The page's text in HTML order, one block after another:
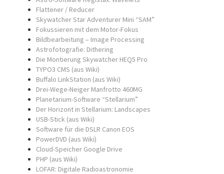
Flattener / Reducer
Skywatcher Star Adventurer Mini “SAM”
Fokussieren mit dem Motor-Fokus
Bildbearbeitung – Image Processing
Astrofotografie: Dithering
Die Montierung Skywatcher HEQ5 Pro
TYPO3 CMS (aus Wiki)
Buffalo LinkStation (aus Wiki)
Drei-Wege-Neiger Manfrotto 460MG
Planetarium-Software “Stellarium”
Der Horizont in Stellarium: Landscapes
USB-Stick (aus Wiki)
Software für die DSLR Canon EOS
PowerDVD (aus Wiki)
Cloud-Speicher Google Drive
PHP (aus Wiki)
LOFAR: Digitale Radioastronomie